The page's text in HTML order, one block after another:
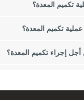
من الجسم. وهي عبارة
تكميم المعدة؟
تكميم المعدة؟
إجراء تكميم المعدة؟